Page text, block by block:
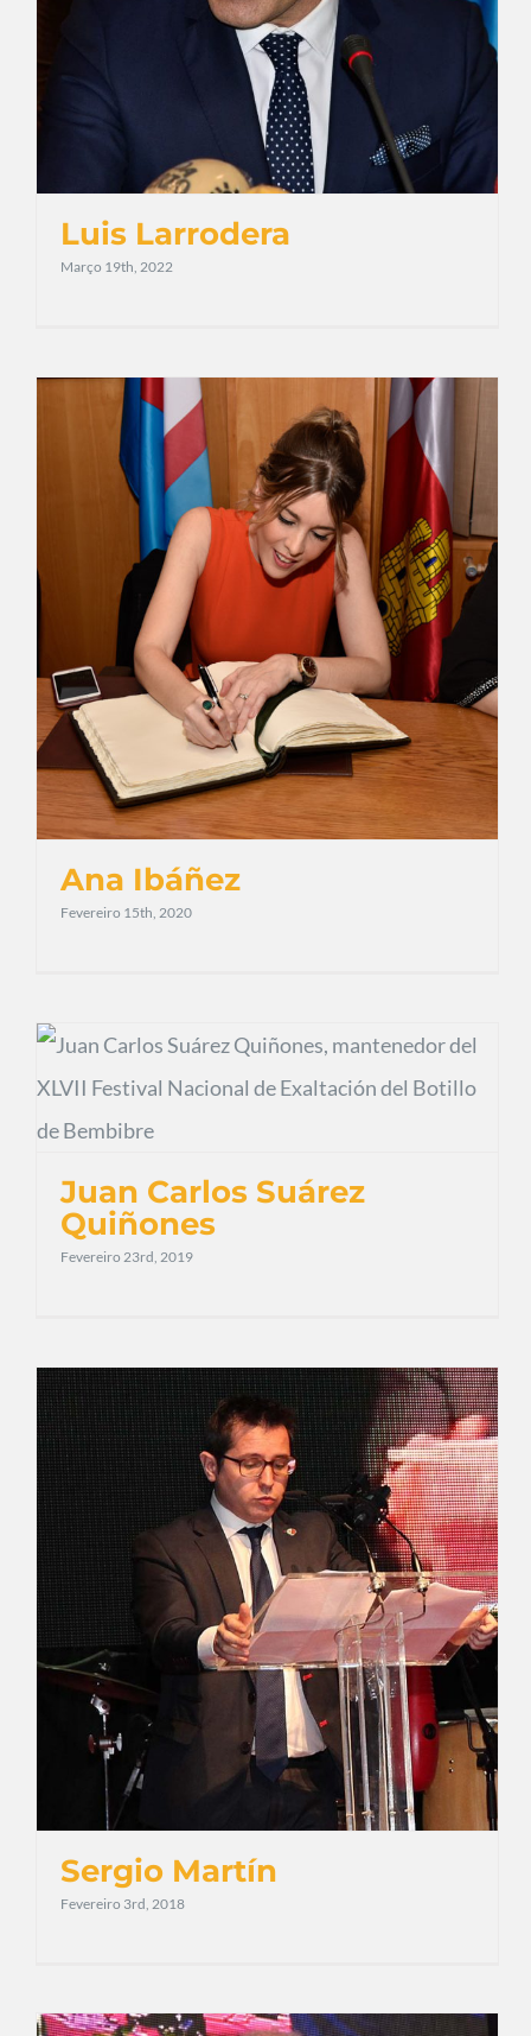
Luis Larrodera
Março 19th, 2022
Ana Ibáñez
Fevereiro 15th, 2020
Juan Carlos Suárez
Quiñones
Fevereiro 23rd, 2019
Sergio Martín
Fevereiro 3rd, 2018